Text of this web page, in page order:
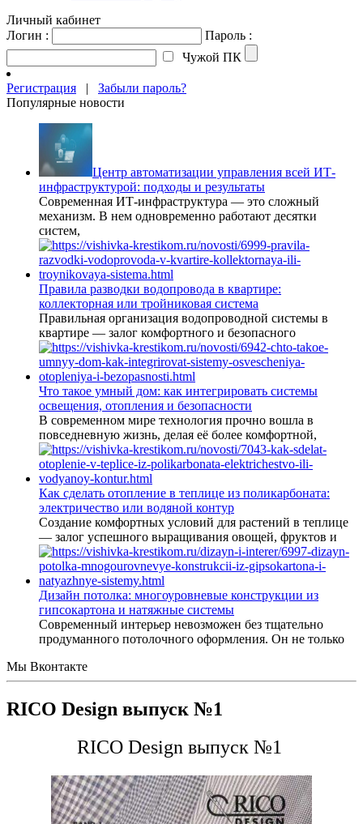
Личный кабинет
Логин :
Пароль :
Чужой ПК
Регистрация | Забыли пароль?
Популярные новости
Центр автоматизации управления всей ИТ-
инфраструктурой: подходы и результаты
Современная ИТ-инфраструктура — это сложный
механизм. В нем одновременно работают десятки
систем,
Правила разводки водопровода в квартире:
коллекторная или тройниковая система
Правильная организация водопроводной системы в
квартире — залог комфортного и безопасного
Что такое умный дом: как интегрировать системы
освещения, отопления и безопасности
В современном мире технология прочно вошла в
повседневную жизнь, делая её более комфортной,
Как сделать отопление в теплице из поликарбоната:
электричество или водяной контур
Создание комфортных условий для растений в теплице
— залог успешного выращивания овощей, фруктов и
Дизайн потолка: многоуровневые конструкции из
гипсокартона и натяжные системы
Современный интерьер невозможен без тщательно
продуманного потолочного оформления. Он не только
Мы Вконтакте
RICO Design выпуск №1
RICO Design выпуск №1